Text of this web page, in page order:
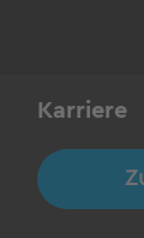
Karriere